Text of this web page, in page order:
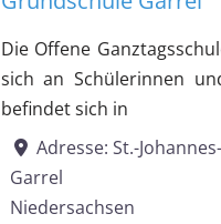
Die Offene
sich an Schülerinnen
befindet sich in
Adresse: St.-
Garrel
Niedersachsen